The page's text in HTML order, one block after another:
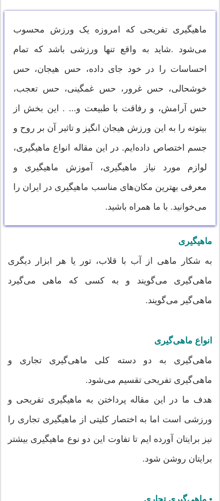
ماهیگیری تفریحی که امروزه یک ورزش محسوب
می‌شود .شاید به واقع تنها ورزشی باشد که تمام
احساسات را در خود جای داده، حس هیجان، حس
خوشحالی، حس غرور، حس غمگینی، حس تعجب،
حس آرامش، و رفاقت با طبیعت و... . این بخش از
بیتوته را به این ورزش هیجان انگیز و تاثیر آن بر روح و
جسم اختصاص داده‌ایم. در این مقاله انواع ماهیگیری،
لوازم مورد نیاز ماهیگیری، آموزش ماهیگیری و
معرفی بهترین مکان‌های مناسب ماهیگیری در ایران را
می‌خوانید. با ما همراه باشید.
ماهیگیری
به شکار ماهی از آب با قلاب، تور یا هر ابزار دیگری
ماهی‌گیری می‌گویند و به کسی که ماهی می‌گیرد
ماهی‌گیر می‌گویند.
انواع ماهی‌گیری
ماهی‌گیری به دو دسته کلی ماهی‌گیری تجاری و
ماهی‌گیری تفریحی تقسیم می‌شود.
هدف ما در این مقاله پرداختن به ماهیگیری تفریحی و
ورزشی است اما به اختصار کلیتی از ماهیگیری تجاری را
نیز برایتان آورده ایم تا تفاوت این دو نوع ماهیگیری بیشتر
برایتان روشن شود.
• ماهی‌گیری تجاری